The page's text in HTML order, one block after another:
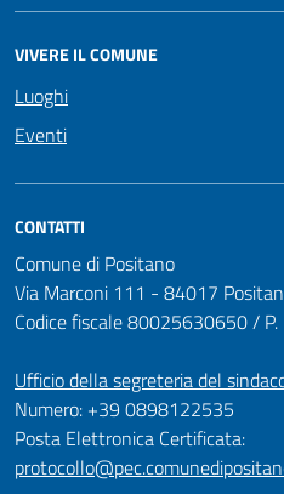
VIVERE IL COMUNE
Luoghi
Eventi
CONTATTI
Comune di Positano
Via Marconi 111 - 84017
Codice fiscale 80025630650 /
Ufficio della segreteria del
Numero: +39 0898122535
Posta Elettronica Certificata: